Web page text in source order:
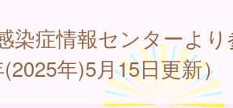
染症情報センターよ
(2025年)5月15日更新）